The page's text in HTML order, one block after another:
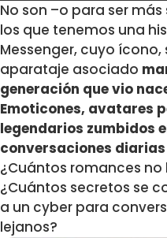
No son –o para ser
los que tenemos una
Messenger, cuyo
aparataje asociado
generación que vio
Emoticones, avatares
legendarios zumbidos
conversaciones diarias
¿Cuántos romances
¿Cuántos secretos se
a un cyber para
lejanos?